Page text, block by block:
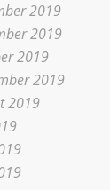
2019
2019
2019
2019
2019